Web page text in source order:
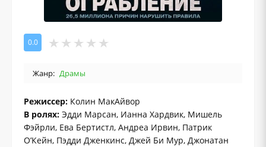
0.0
Жанр: Драмы
Режиссер: Колин МакАйвор
В ролях: Эдди Марсан, Ианна Хардвик, Мишель
Фэйрли, Ева Бертистл, Андреа Ирвин, Патрик
О’Кейн, Пэдди Дженкинс, Джей Би Мур, Джонатан